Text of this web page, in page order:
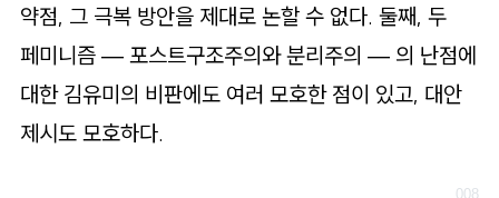
약점, 그 극복 방안을 제대로 논할 수 없다. 둘째, 두
페미니즘 — 포스트구조주의와 분리주의 — 의 난점에
대한 김유미의 비판에도 여러 모호한 점이 있고, 대안
제시도 모호하다.